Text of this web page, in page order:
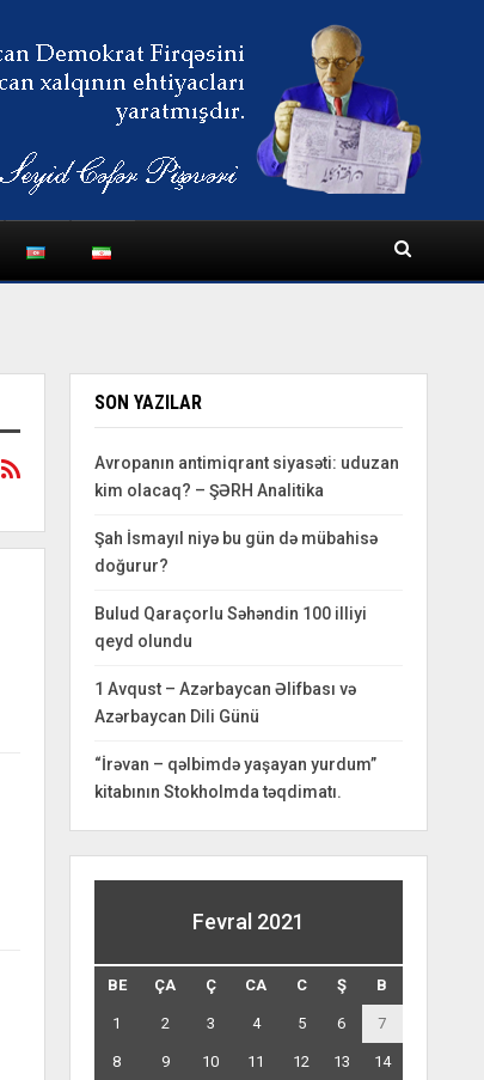
SON YAZILAR
Avropanın antimiqrant siyasəti: uduzan
kim olacaq? – ŞƏRH Analitika
Şah İsmayıl niyə bu gün də mübahisə
doğurur?
Bulud Qaraçorlu Səhəndin 100 illiyi
qeyd olundu
1 Avqust – Azərbaycan Əlifbası və
Azərbaycan Dili Günü
“İrəvan – qəlbimdə yaşayan yurdum”
kitabının Stokholmda təqdimatı.
Fevral 2021
BE ÇA Ç CA C Ş B
1 2 3 4 5 6 7
8 9 10 11 12 13 14